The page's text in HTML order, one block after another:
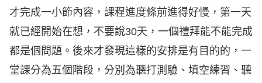
才完成一小節內容，課程進度條前進得好慢，第一天
就已經開始在想，不要說30天，一個禮拜能不能完成
都是個問題。後來才發現這樣的安排是有目的的，一
堂課分為五個階段，分別為聽打測驗、填空練習、聽